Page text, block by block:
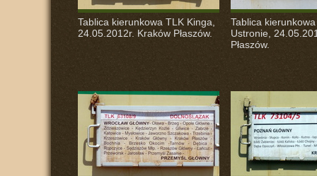
Tablica kierunkowa TLKKinga,
24.05.2012r. Kraków Płaszów.
Tablica
Ustronie,
Płaszów.